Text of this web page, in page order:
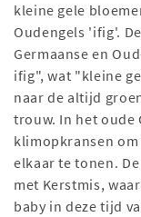
kleine gele
Oudengels 'ifig'.
Germaanse en
ifig", wat "kleine
naar de altijd
trouw. In het oude
klimopkransen
elkaar te tonen.
met Kerstmis,
baby in deze tijd